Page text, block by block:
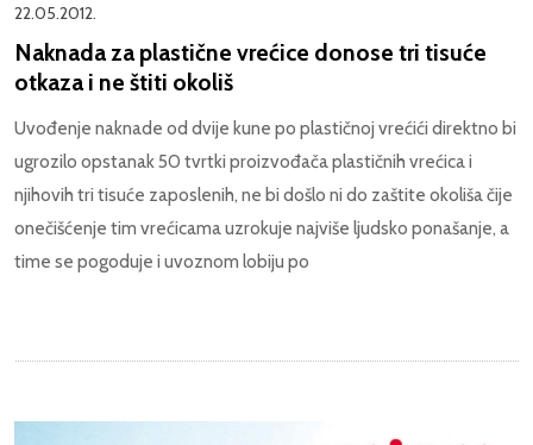
22.05.2012.
Naknada za plastične vrećice donose tri tisuće
otkaza i ne štiti okoliš
Uvođenje naknade od dvije kune po plastičnoj vrećići direktno bi
ugrozilo opstanak 50 tvrtki proizvođača plastičnih vrećica i
njihovih tri tisuće zaposlenih, ne bi došlo ni do zaštite okoliša čije
onečišćenje tim vrećicama uzrokuje najviše ljudsko ponašanje, a
time se pogoduje i uvoznom lobiju po